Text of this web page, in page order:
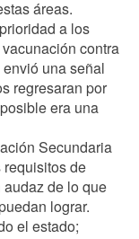
áreas.
a los
contra
una señal
regresaran por
era una
Secundaria
de
de lo que
lograr.
el estado;